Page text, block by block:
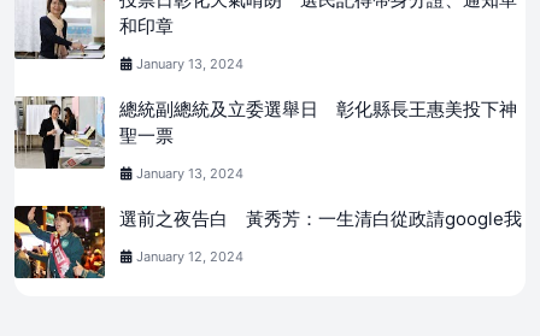
和印章
January 13, 2024
總統副總統及立委選舉日 彰化縣長王惠美投下神
聖一票
January 13, 2024
選前之夜告白 黃秀芳：一生清白從政請google我
January 12, 2024